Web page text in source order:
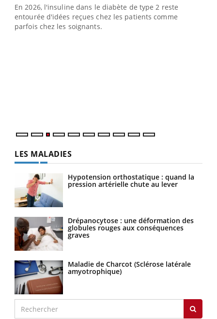
En 2026, l'insuline dans le diabète de type 2 reste
entourée d'idées reçues chez les patients comme
parfois chez les soignants.
LES MALADIES
Hypotension orthostatique : quand la
pression artérielle chute au lever
Drépanocytose : une déformation des
globules rouges aux conséquences
graves
Maladie de Charcot (Sclérose latérale
amyotrophique)